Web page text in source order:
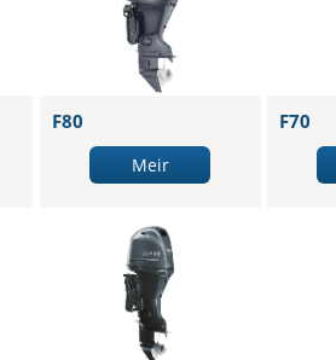
F80
Meir
F70